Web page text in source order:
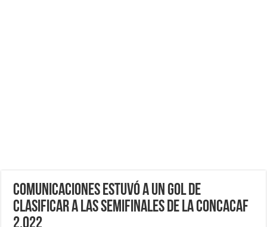
Comunicaciones estuvó a Un Gol de
clasificar a Las Semifinales de la CONCACAF